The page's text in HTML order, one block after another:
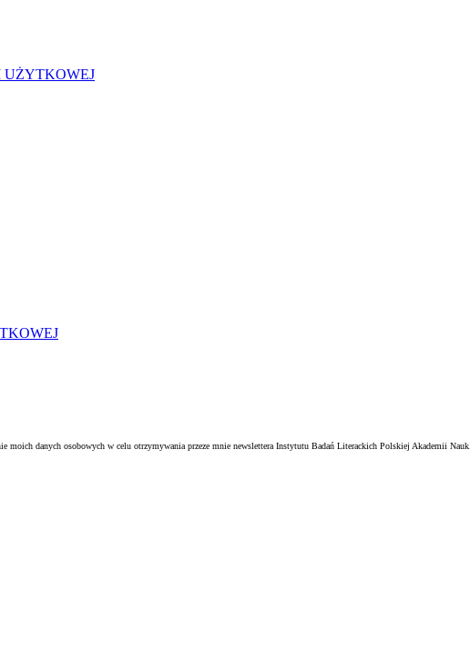
UŻYTKOWEJ
danych osobowych w celu otrzymywania przeze mnie newslettera Instytutu Badań Literackich Polskiej Akademii Nauk.